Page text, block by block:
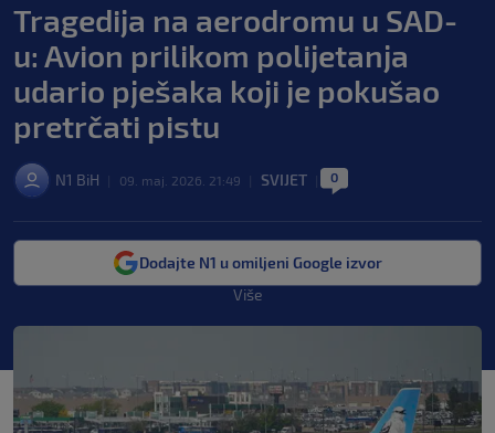
Tragedija na aerodromu u SAD-
u: Avion prilikom polijetanja
udario pješaka koji je pokušao
pretrčati pistu
N1 BiH 09. maj. 2026. 21:49 SVIJET 0
Dodajte N1 u omiljeni Google izvor
Više